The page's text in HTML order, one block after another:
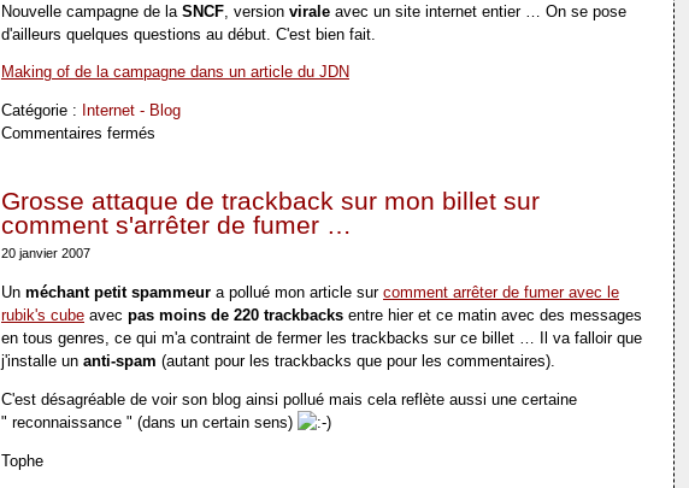
Nouvelle campagne de la SNCF , version virale avec un site internet entier … On se pose
d'ailleurs quelques questions au début. C'est bien fait.
Making of de la campagne dans un article du JDN
Catégorie : Internet - Blog
Commentaires fermés
Grosse attaque de trackback sur mon billet sur
comment s'arrêter de fumer …
20 janvier 2007
Un méchant petit spammeur a pollué mon article sur comment arrêter de fumer avec le
rubik's cube avec pas moins de 220 trackbacks entre hier et ce matin avec des messages
en tous genres, ce qui m'a contraint de fermer les trackbacks sur ce billet … Il va falloir que
j'installe un anti-spam (autant pour les trackbacks que pour les commentaires).
C'est désagréable de voir son blog ainsi pollué mais cela reflète aussi une certaine
" reconnaissance " (dans un certain sens)
Tophe